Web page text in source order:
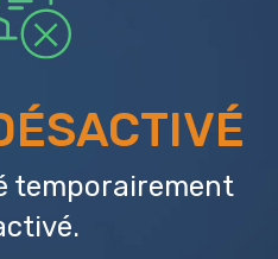
temporairement